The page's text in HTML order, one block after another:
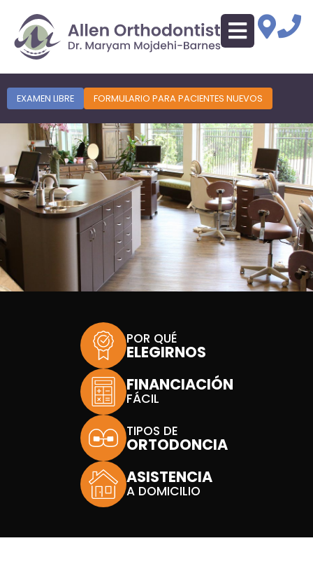
EXAMEN LIBRE FORMULARIO PARA PACIENTES NUEVOS
POR QUÉ
ELEGIRNOS
FINANCIACIÓN
FÁCIL
TIPOS DE
ORTODONCIA
ASISTENCIA
A DOMICILIO